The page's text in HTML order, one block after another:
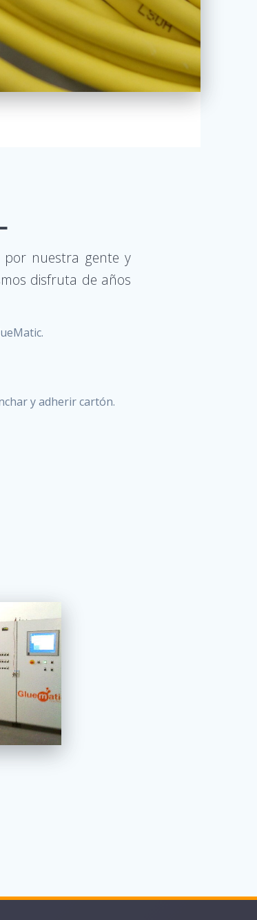
por nuestra gente y
disfruta de años
y adherir cartón.